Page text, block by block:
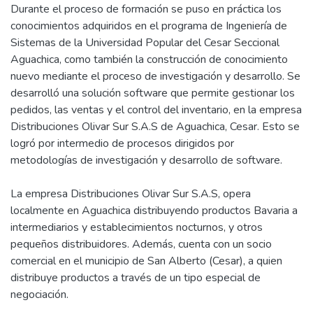
Durante el proceso de formación se puso en práctica los
conocimientos adquiridos en el programa de Ingeniería de
Sistemas de la Universidad Popular del Cesar Seccional
Aguachica, como también la construcción de conocimiento
nuevo mediante el proceso de investigación y desarrollo. Se
desarrolló una solución software que permite gestionar los
pedidos, las ventas y el control del inventario, en la empresa
Distribuciones Olivar Sur S.A.S de Aguachica, Cesar. Esto se
logró por intermedio de procesos dirigidos por
metodologías de investigación y desarrollo de software.
La empresa Distribuciones Olivar Sur S.A.S, opera
localmente en Aguachica distribuyendo productos Bavaria a
intermediarios y establecimientos nocturnos, y otros
pequeños distribuidores. Además, cuenta con un socio
comercial en el municipio de San Alberto (Cesar), a quien
distribuye productos a través de un tipo especial de
negociación.